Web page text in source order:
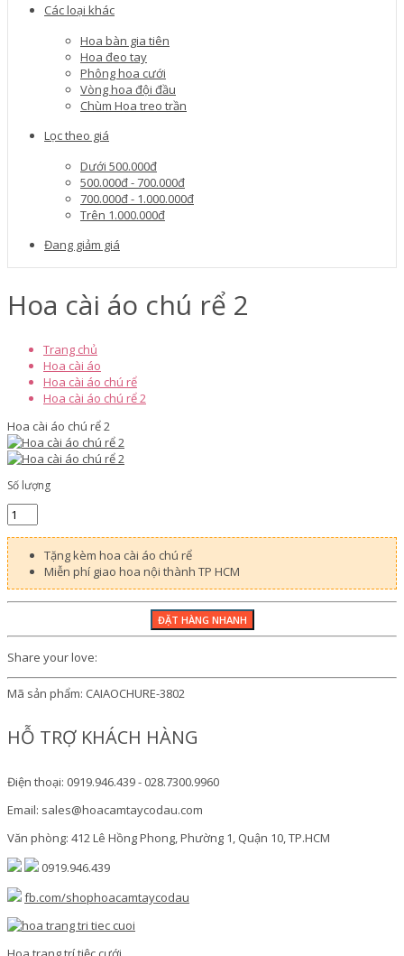
Các loại khác
Hoa bàn gia tiên
Hoa đeo tay
Phông hoa cưới
Vòng hoa đội đầu
Chùm Hoa treo trần
Lọc theo giá
Dưới 500.000đ
500.000đ - 700.000đ
700.000đ - 1.000.000đ
Trên 1.000.000đ
Đang giảm giá
Hoa cài áo chú rể 2
Trang chủ
Hoa cài áo
Hoa cài áo chú rể
Hoa cài áo chú rể 2
Hoa cài áo chú rể 2
Số lượng
Tặng kèm hoa cài áo chú rể
Miễn phí giao hoa nội thành TP HCM
Share your love:
Mã sản phẩm: CAIAOCHURE-3802
HỖ TRỢ KHÁCH HÀNG
Điện thoại: 0919.946.439 - 028.7300.9960
Email: sales@hoacamtaycodau.com
Văn phòng: 412 Lê Hồng Phong, Phường 1, Quận 10, TP.HCM
0919.946.439
fb.com/shophoacamtaycodau